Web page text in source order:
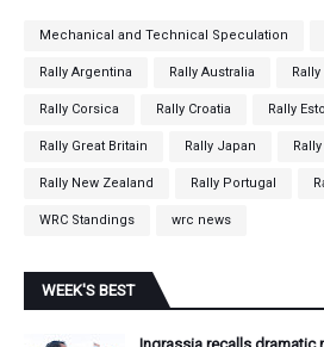
Mechanical and Technical Speculation
Rally Argentina Rally Australia
Rally Corsica Rally Croatia Rally
Rally Great Britain Rally Japan
Rally New Zealand Rally Portugal
WRC Standings wrc news
WEEK'S BEST